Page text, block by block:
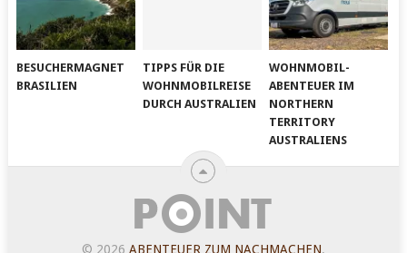
BESUCHERMAGNET
BRASILIEN
TIPPS FÜR DIE
WOHNMOBILREISE
DURCH AUSTRALIEN
WOHNMOBIL-
ABENTEUER IM
NORTHERN
TERRITORY
AUSTRALIENS
© 2026 ABENTEUER ZUM NACHMACHEN.